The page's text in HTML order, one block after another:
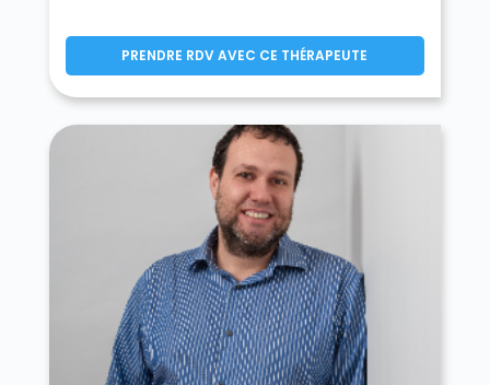
PRENDRE RDV AVEC CE THÉRAPEUTE